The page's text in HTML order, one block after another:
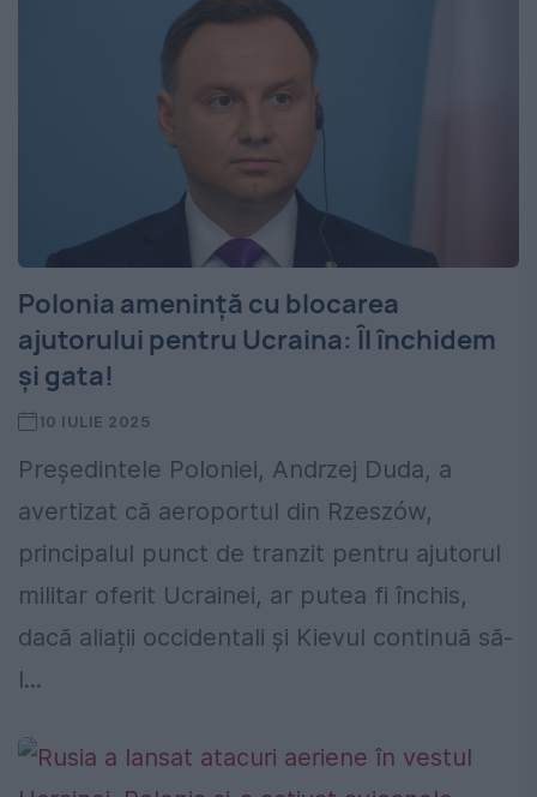
Polonia amenință cu blocarea
ajutorului pentru Ucraina: Îl închidem
și gata!
10 IULIE 2025
Președintele Poloniei, Andrzej Duda, a
avertizat că aeroportul din Rzeszów,
principalul punct de tranzit pentru ajutorul
militar oferit Ucrainei, ar putea fi închis,
dacă aliații occidentali și Kievul continuă să-
l...